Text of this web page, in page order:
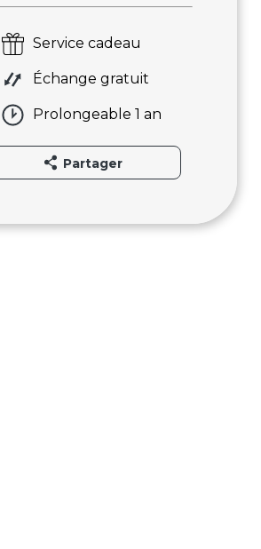
Service cadeau
Échange gratuit
Prolongeable 1 an
Partager